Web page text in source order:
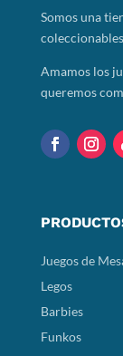
Somosuna
Amamos los
queremos
Juegos de
Legos
Barbies
Funkos